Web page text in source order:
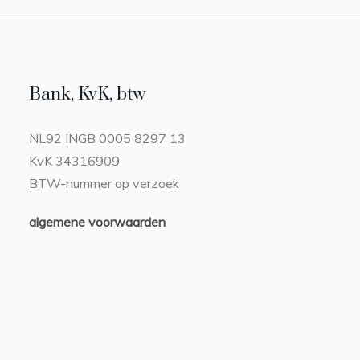
Bank, KvK, btw
NL92 INGB 0005 8297 13
KvK 34316909
BTW-nummer op verzoek
algemene voorwaarden